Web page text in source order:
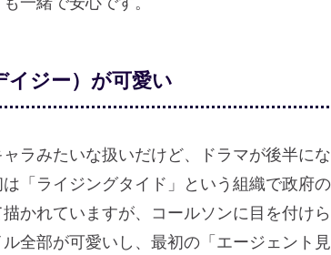
イジー）が可愛い
ラみたいな扱いだけど、ドラマが後半に
は「ライジングタイド」という組織で政府
かれていますが、コールソンに目を付け
全部が可愛いし、最初の「エージェント